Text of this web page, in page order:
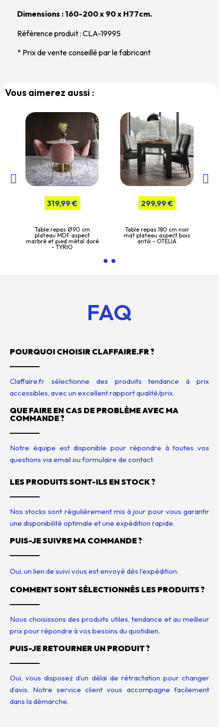
Dimensions : 160-200 x 90 x H77cm.
Référence produit : CLA-19995
* Prix de vente conseillé par le fabricant
Vous aimerez aussi :
319,99 €
Table repas Ø90 cm
plateau MDF aspect
marbré et pied métal doré
- TYRIO
299,99 €
Table repas 180 cm noir
mat plateau aspect bois
antik - OTELIA
FAQ
POURQUOI CHOISIR CLAFFAIRE.FR ?
Claffaire.fr sélectionne des produits tendance à prix
accessibles, avec un excellent rapport qualité/prix.
QUE FAIRE EN CAS DE PROBLÈME AVEC MA
COMMANDE ?
Notre équipe est disponible pour répondre à toutes vos
questions via email ou formulaire de contact.
LES PRODUITS SONT-ILS EN STOCK ?
Nos stocks sont régulièrement mis à jour pour vous garantir
une disponibilité optimale et une expédition rapide.
PUIS-JE SUIVRE MA COMMANDE ?
Oui, un lien de suivi vous est envoyé dès l’expédition.
COMMENT SONT SÉLECTIONNÉS LES PRODUITS ?
Nous choisissons des produits utiles, tendance et au meilleur
prix pour répondre à vos besoins du quotidien.
PUIS-JE RETOURNER UN PRODUIT ?
Oui, vous disposez d’un délai de rétractation pour changer
d’avis. Notre service client vous accompagne facilement
dans la démarche.